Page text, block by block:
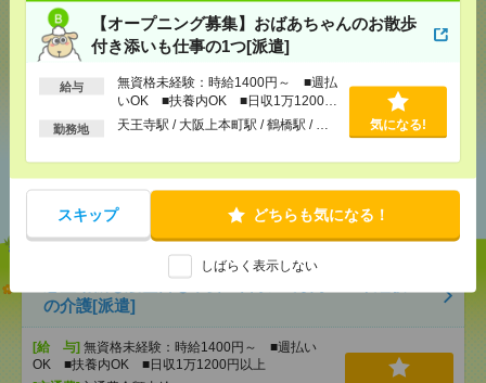
【オープニング募集】おばあちゃんのお散歩
付き添いも仕事の1つ[派遣]
給与
無資格未経験：時給1400円～ ■週払
いOK ■扶養内OK ■日収1万1200円
以上
勤務地 天王寺駅 / 大阪上本町駅 / 鶴橋駅 / … 気になる!
スキップ どちらも気になる！
しばらく表示しない
メール で送る LINE で送る
シェア ツイート ブックマーク
おすすめ
の介護[派遣]
[給 与] 無資格未経験：時給1400円～ ■週払い
OK ■扶養内OK ■日収1万1200円以上